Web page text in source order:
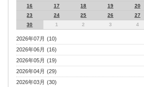
16
17 18 19 20
23
24 25 26 27
30
1 2 3 4
2026年07月 (10)
2026年06月 (16)
2026年05月 (19)
2026年04月 (29)
2026年03月 (30)